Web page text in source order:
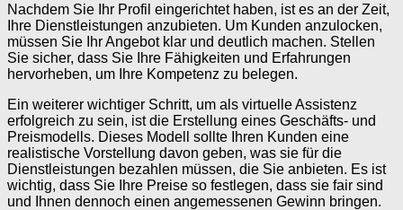
Nachdem Sie Ihr Profil eingerichtet haben, ist es an der Zeit,
Ihre Dienstleistungen anzubieten. Um Kunden anzulocken,
müssen Sie Ihr Angebot klar und deutlich machen. Stellen
Sie sicher, dass Sie Ihre Fähigkeiten und Erfahrungen
hervorheben, um Ihre Kompetenz zu belegen.
Ein weiterer wichtiger Schritt, um als virtuelle Assistenz
erfolgreich zu sein, ist die Erstellung eines Geschäfts- und
Preismodells. Dieses Modell sollte Ihren Kunden eine
realistische Vorstellung davon geben, was sie für die
Dienstleistungen bezahlen müssen, die Sie anbieten. Es ist
wichtig, dass Sie Ihre Preise so festlegen, dass sie fair sind
und Ihnen dennoch einen angemessenen Gewinn bringen.